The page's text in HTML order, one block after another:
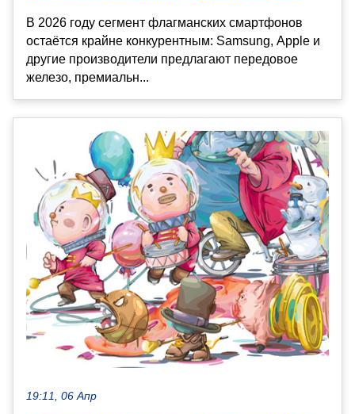
В 2026 году сегмент флагманских смартфонов
остаётся крайне конкурентным: Samsung, Apple и
другие производители предлагают передовое
железо, премиальн...
19:11, 06 Апр